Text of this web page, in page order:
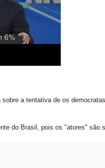
a tentativa de os
do Brasil, pois os "atores" são